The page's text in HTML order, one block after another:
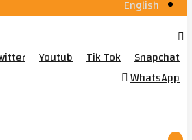
English
Youtub Tik Tok
Snapchat
WhatsApp